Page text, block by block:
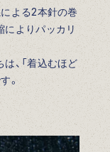
よる2本針の巻
によりパッカリ
、「着込むほど
。